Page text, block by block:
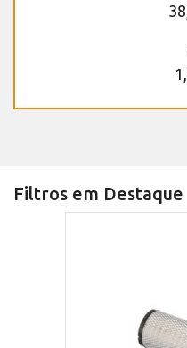
Filtros em Destaque